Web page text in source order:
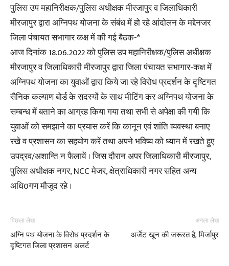
पुलिस उप महानिरीक्षक/पुलिस अधीक्षक मीरजापुर व जिलाधिकारी
मीरजापुर द्वारा अग्निपथ योजना के संबंध में हो रहे आंदोलन के मद्देनजर
जिला पंचायत सभागार कक्ष में की गई बैठक-*
आज दिनांक 18.06.2022 को पुलिस उप महानिरीक्षक/पुलिस अधीक्षक
मीरजापुर व जिलाधिकारी मीरजापुर द्वारा जिला पंचायत सभागार-कक्ष में
अग्निपथ योजना का युवाओं द्वारा किये जा रहे विरोध प्रदर्शन के दृष्टिगत
सैनिक कल्याण बोर्ड के सदस्यों के साथ मीटिंग कर अग्निपथ योजना के
सम्बन्ध में बताने का आग्रह किया गया तथा सभी से अपेक्षा की गयी कि
युवाओं को समझाने का प्रयास करें कि कानून एवं शांति व्यवस्था बनाए
रखे व प्रशासन का सहयोग करें तथा अपने भविष्य को ध्यान में रखते हुए
उपद्रव/अशान्ति न फैलायें । जिस दौरान अपर जिलाधिकारी मीरजापुर,
पुलिस अधीक्षक नगर, NCC मेजर, क्षेत्राधिकारी नगर सहित अन्य
अधि0गण मौजूद रहे ।
पिछला लेख
अग्नि पथ योजना के विरोध प्रदर्शन के
दृष्टिगत जिला प्रशासन अलर्ट
अगला लेख
अर्जेंट खून की जरूरत है, मिर्जापुर